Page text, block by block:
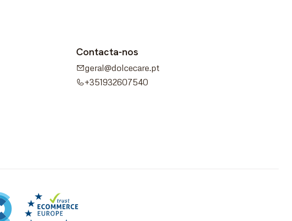
Contacta-nos
geral@dolcecare.pt
+351932607540